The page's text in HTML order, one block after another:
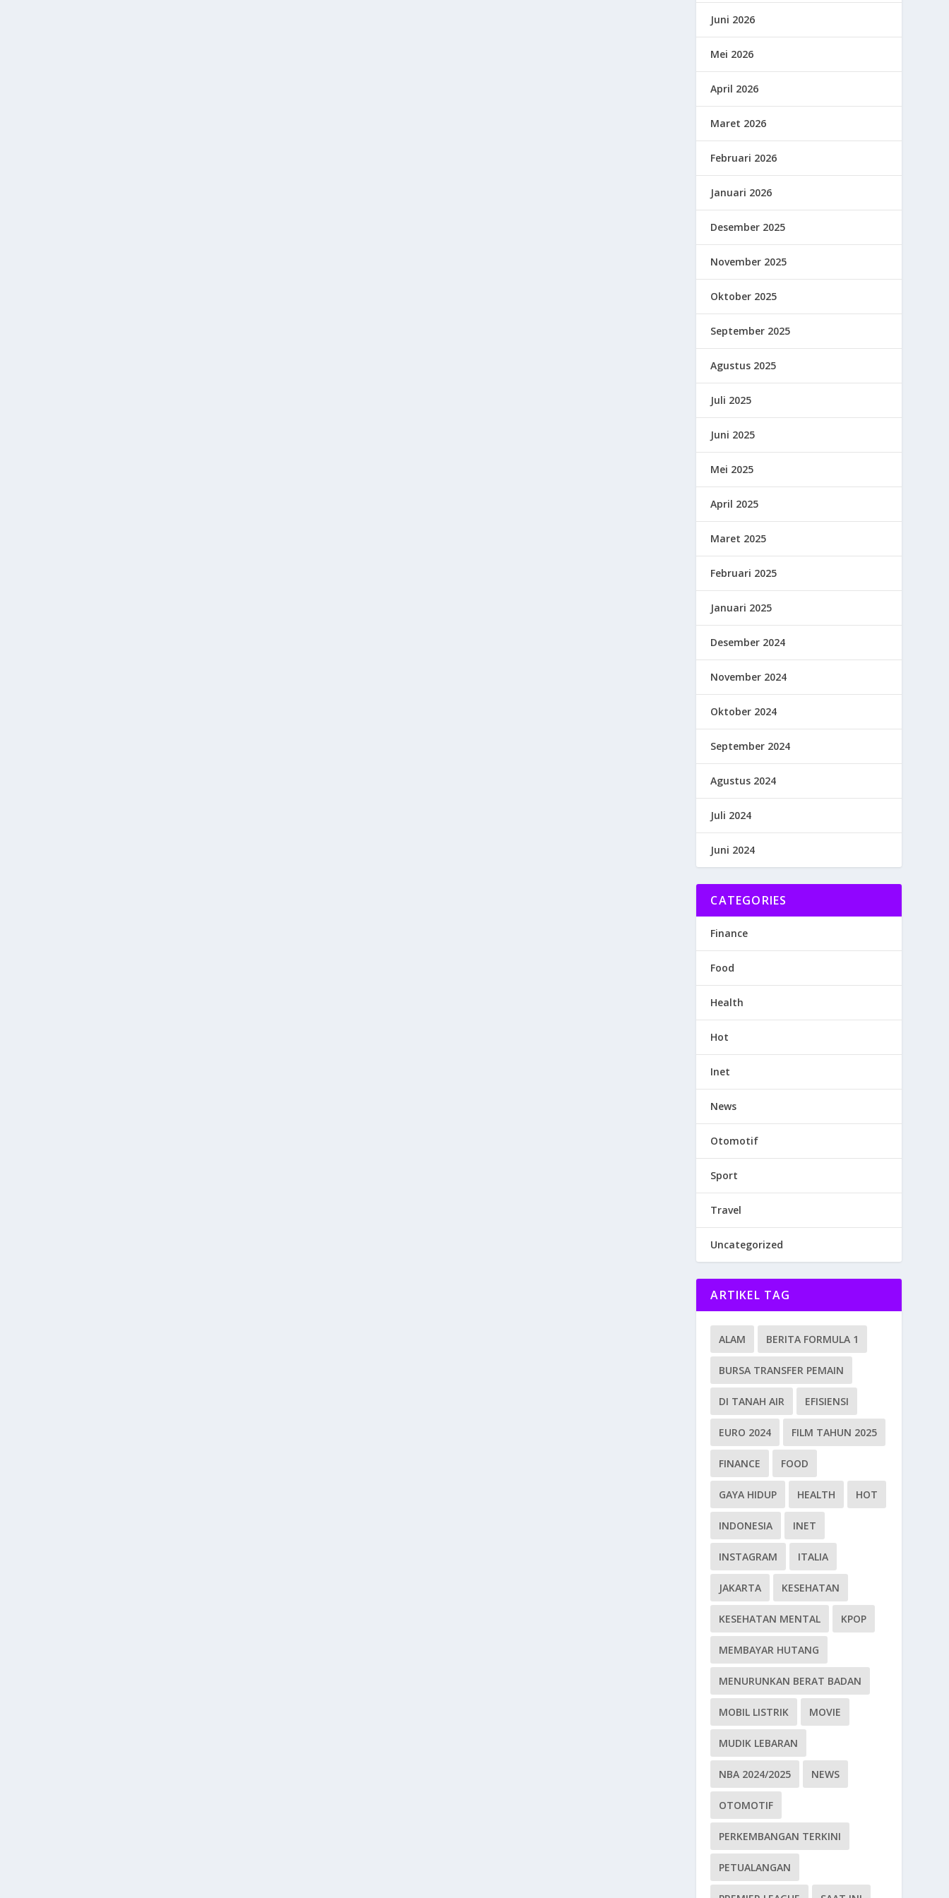
Juni 2026
Mei 2026
April 2026
Maret 2026
Februari 2026
Januari 2026
Desember 2025
November 2025
Oktober 2025
September 2025
Agustus 2025
Juli 2025
Juni 2025
Mei 2025
April 2025
Maret 2025
Februari 2025
Januari 2025
Desember 2024
November 2024
Oktober 2024
September 2024
Agustus 2024
Juli 2024
Juni 2024
CATEGORIES
Finance
Food
Health
Hot
Inet
News
Otomotif
Sport
Travel
Uncategorized
ARTIKEL TAG
ALAM BERITA FORMULA 1
BURSA TRANSFER PEMAIN
DI TANAH AIR EFISIENSI
EURO 2024 FILM TAHUN 2025
FINANCE FOOD
GAYA HIDUP HEALTH HOT
INDONESIA INET
INSTAGRAM ITALIA
JAKARTA KESEHATAN
KESEHATAN MENTAL KPOP
MEMBAYAR HUTANG
MENURUNKAN BERAT BADAN
MOBIL LISTRIK MOVIE
MUDIK LEBARAN
NBA 2024/2025 NEWS
OTOMOTIF
PERKEMBANGAN TERKINI
PETUALANGAN